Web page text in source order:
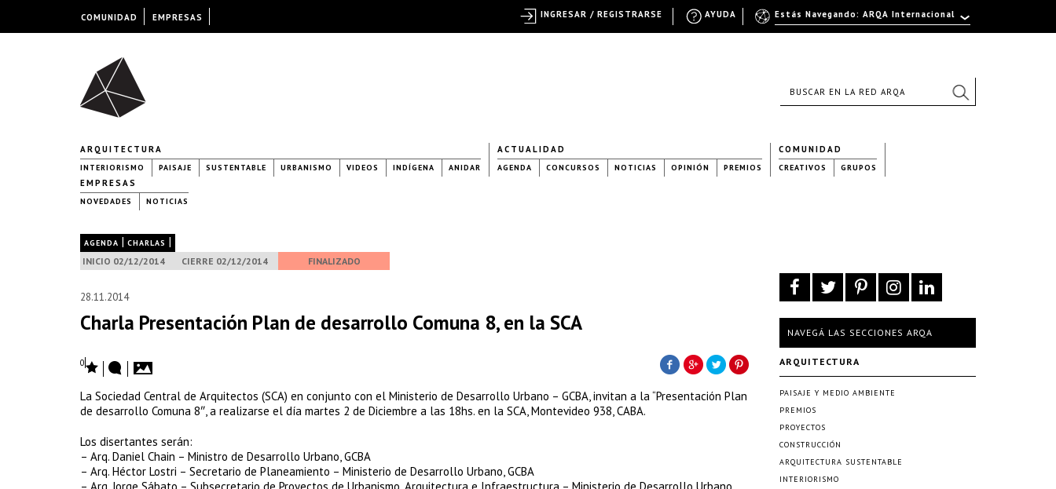
ARQUITECTURA
INTERIORISMO PAISAJE SUSTENTABLE URBANISMO VIDEOS INDÍGENA ANIDAR
ACTUALIDAD
AGENDA CONCURSOS NOTICIAS OPINIÓN PREMIOS
COMUNIDAD
CREATIVOS GRUPOS
EMPRESAS
NOVEDADES NOTICIAS
AGENDA | CHARLAS |
INICIO 02/12/2014 CIERRE 02/12/2014 FINALIZADO
28.11.2014
Charla Presentación Plan de desarrollo Comuna 8, en la SCA
0
La Sociedad Central de Arquitectos (SCA) en conjunto con el Ministerio de Desarrollo Urbano – GCBA, invitan a la “Presentación Plan
de desarrollo Comuna 8″, a realizarse el día martes 2 de Diciembre a las 18hs. en la SCA, Montevideo 938, CABA.
Los disertantes serán:
– Arq. Daniel Chain – Ministro de Desarrollo Urbano, GCBA
– Arq. Héctor Lostri – Secretario de Planeamiento – Ministerio de Desarrollo Urbano, GCBA
NAVEGÁ LAS SECCIONES ARQA
ARQUITECTURA
PAISAJE Y MEDIO AMBIENTE
PREMIOS
PROYECTOS
CONSTRUCCIÓN
ARQUITECTURA SUSTENTABLE
INTERIORISMO
COMUNIDAD EMPRESAS Estás Navegando: ARQA Internacional
AYUDA
INGRESAR / REGISTRARSE